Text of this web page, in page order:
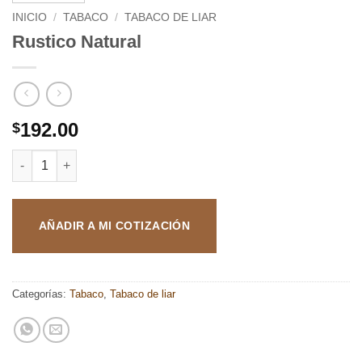
INICIO / TABACO / TABACO DE LIAR
Rustico Natural
$192.00
Rustico Natural cantidad
AÑADIR A MI COTIZACIÓN
Categorías: Tabaco Tabaco de liar